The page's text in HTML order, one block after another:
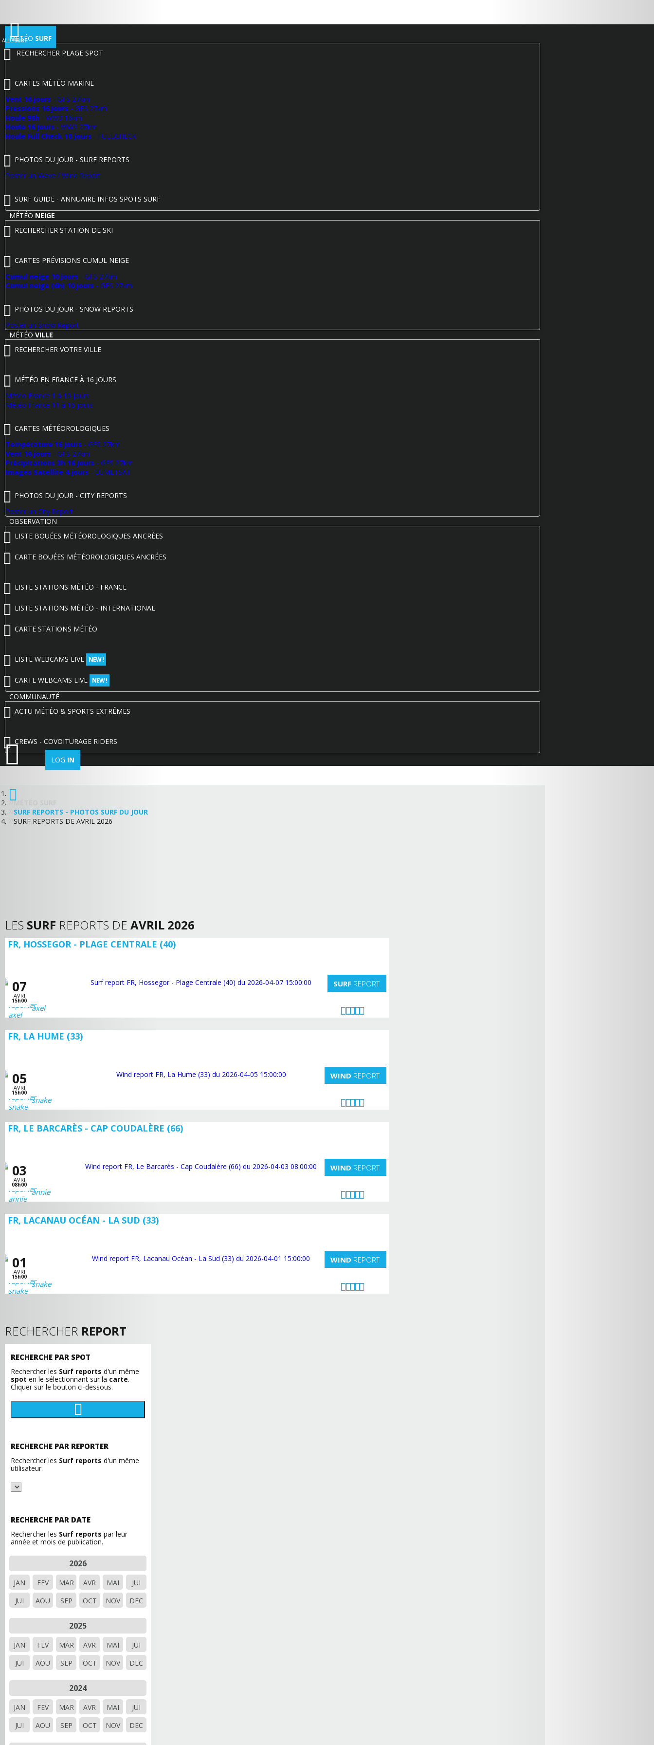
ALLOSURF
MÉTÉO SURF
RECHERCHER PLAGE SPOT
CARTES MÉTÉO MARINE
Vent 16 jours - GFS 27km
Pressions 16 jours - GFS 27km
Houle 96h - WW3 16km
Houle 16 jours - WW3 27km
Houle Full Check 10 jours - FULLCHECK
PHOTOS DU JOUR - SURF REPORTS
Poster un Wave / Wind Report
SURF GUIDE - ANNUAIRE INFOS SPOTS SURF
MÉTÉO NEIGE
RECHERCHER STATION DE SKI
CARTES PRÉVISIONS CUMUL NEIGE
Cumul neige 10 jours - GFS 27km
Cumul neige (6h) 10 jours - GFS 27km
PHOTOS DU JOUR - SNOW REPORTS
Poster un Snow Report
MÉTÉO VILLE
RECHERCHER VOTRE VILLE
MÉTÉO EN FRANCE À 16 JOURS
Météo France 1 à 10 jours
Météo France 11 à 16 jours
CARTES MÉTÉOROLOGIQUES
Température 16 jours - GFS 27km
Vent 16 jours - GFS 27km
Précipitations 3h 16 jours - GFS 27km
Images Satellite 4 jours - EUMETSAT
PHOTOS DU JOUR - CITY REPORTS
Poster un City Report
OBSERVATION
LISTE BOUÉES MÉTÉOROLOGIQUES ANCRÉES
CARTE BOUÉES MÉTÉOROLOGIQUES ANCRÉES
LISTE STATIONS MÉTÉO - FRANCE
LISTE STATIONS MÉTÉO - INTERNATIONAL
CARTE STATIONS MÉTÉO
LISTE WEBCAMS LIVE NEW !
CARTE WEBCAMS LIVE NEW !
COMMUNAUTÉ
ACTU MÉTÉO & SPORTS EXTRÊMES
CREWS - COVOITURAGE RIDERS
LOG IN
MÉTÉO SURF
SURF REPORTS - PHOTOS SURF DU JOUR
SURF REPORTS DE AVRIL 2026
LES SURF REPORTS DE AVRIL 2026
FR, HOSSEGOR - PLAGE CENTRALE (40)
07
AVRI
15h00
SURF REPORT
axel
FR, LA HUME (33)
05
AVRI
15h00
WIND REPORT
snake
FR, LE BARCARÈS - CAP COUDALÈRE (66)
03
AVRI
08h00
WIND REPORT
annie
FR, LACANAU OCÉAN - LA SUD (33)
01
AVRI
15h00
WIND REPORT
snake
RECHERCHER REPORT
RECHERCHE PAR SPOT
Rechercher les Surf reports d'un même
spot en le sélectionnant sur la carte.
Cliquer sur le bouton ci-dessous.
RECHERCHE PAR REPORTER
Rechercher les Surf reports d'un même
utilisateur.
RECHERCHE PAR DATE
Rechercher les Surf reports par leur
année et mois de publication.
2026
JAN FEV MAR AVR MAI
JUI
JUI
AOU SEP OCT NOV DEC
2025
JAN FEV MAR AVR MAI
JUI
JUI
AOU SEP OCT NOV DEC
2024
JAN FEV MAR AVR MAI
JUI
JUI
AOU SEP OCT NOV DEC